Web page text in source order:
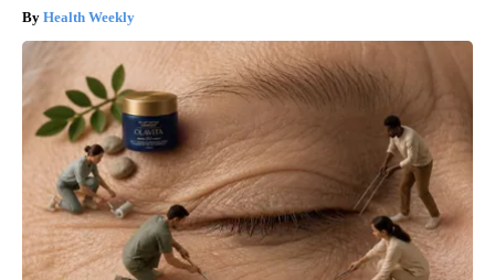
Health Weekly